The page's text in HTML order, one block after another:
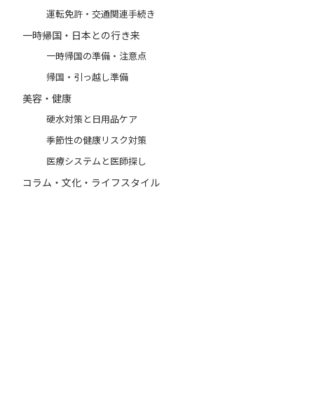
運転免許・交通関連手続き
一時帰国・日本との行き来
一時帰国の準備・注意点
帰国・引っ越し準備
美容・健康
硬水対策と日用品ケア
季節性の健康リスク対策
医療システムと医師探し
コラム・文化・ライフスタイル